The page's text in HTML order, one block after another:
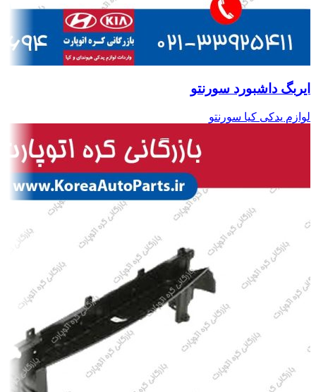
ایربگ داشبورد سورنتو
لوازم یدکی کیا سورنتو